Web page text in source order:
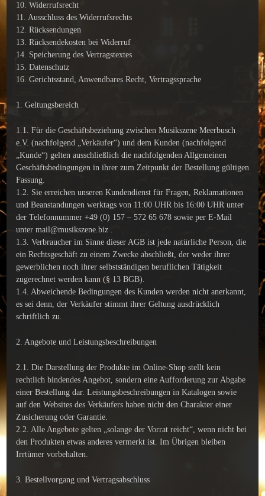
10. Widerrufsrecht
11. Ausschluss des Widerrufsrechts
12. Rücksendungen
13. Rücksendekosten bei Widerruf
14. Speicherung des Vertragstextes
15. Datenschutz
16. Gerichtsstand, Anwendbares Recht, Vertragssprache
1. Geltungsbereich
1.1. Für die Geschäftsbeziehung zwischen Musikszene Meerbusch
e.V. (nachfolgend „Verkäufer“) und dem Kunden (nachfolgend
„Kunde“) gelten ausschließlich die nachfolgenden Allgemeinen
Geschäftsbedingungen in ihrer zum Zeitpunkt der Bestellung gültigen
Fassung.
1.2. Sie erreichen unseren Kundendienst für Fragen, Reklamationen
und Beanstandungen werktags von 11:00 UHR bis 16:00 UHR unter
der Telefonnummer +49 (0) 157 – 572 65 678 sowie per E-Mail
unter mail@musikszene.biz .
1.3. Verbraucher im Sinne dieser AGB ist jede natürliche Person, die
ein Rechtsgeschäft zu einem Zwecke abschließt, der weder ihrer
gewerblichen noch ihrer selbstständigen beruflichen Tätigkeit
zugerechnet werden kann (§ 13 BGB).
1.4. Abweichende Bedingungen des Kunden werden nicht anerkannt,
es sei denn, der Verkäufer stimmt ihrer Geltung ausdrücklich
schriftlich zu.
2. Angebote und Leistungsbeschreibungen
2.1. Die Darstellung der Produkte im Online-Shop stellt kein
rechtlich bindendes Angebot, sondern eine Aufforderung zur Abgabe
einer Bestellung dar. Leistungsbeschreibungen in Katalogen sowie
auf den Websites des Verkäufers haben nicht den Charakter einer
Zusicherung oder Garantie.
2.2. Alle Angebote gelten „solange der Vorrat reicht“, wenn nicht bei
den Produkten etwas anderes vermerkt ist. Im Übrigen bleiben
Irrtümer vorbehalten.
3. Bestellvorgang und Vertragsabschluss